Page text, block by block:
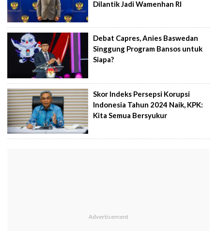
Dilantik Jadi Wamenhan RI
Debat Capres, Anies Baswedan
Singgung Program Bansos untuk
Siapa?
Skor Indeks Persepsi Korupsi
Indonesia Tahun 2024 Naik, KPK:
Kita Semua Bersyukur